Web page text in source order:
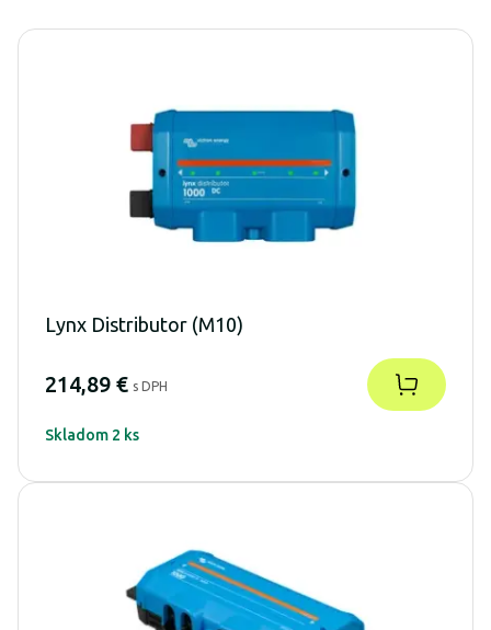
Lynx Distributor (M10)
214,89 € s DPH
Skladom 2 ks